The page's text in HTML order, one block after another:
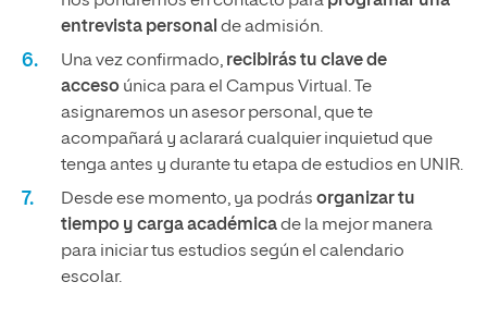
entrevista personal de admisión.
Una vez confirmado, recibirás tu clave de
acceso única para el Campus Virtual. Te
asignaremos un asesor personal, que te
acompañará y aclarará cualquier inquietud que
tenga antes y durante tu etapa de estudios en UNIR.
Desde ese momento, ya podrás organizar tu
tiempo y carga académicade la mejor manera
para iniciar tus estudios según el calendario
escolar.